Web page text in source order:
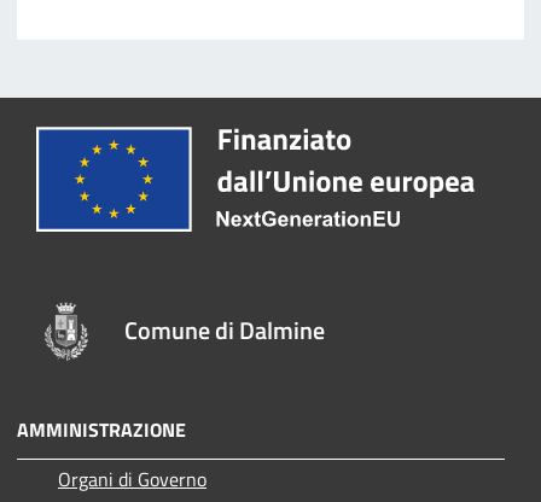
Comune di Dalmine
AMMINISTRAZIONE
Organi di Governo